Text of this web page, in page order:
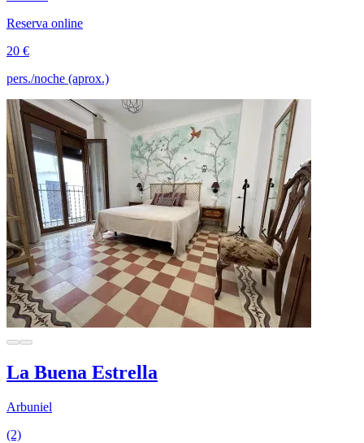
Reserva online
20 €
pers./noche (aprox.)
La Buena Estrella
Arbuniel
(2)